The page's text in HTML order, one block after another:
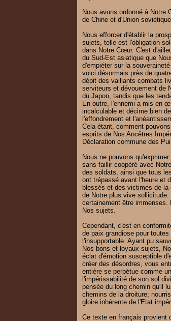
Nous avons ordonné à Notre
de Chine et d'Union
Nous efforcer d'établir la
sujets, telle est l'obligation
dans Notre Cœur. C'est
du Sud-Est asiatique que
d'empiéter sur la
voici désormais près de
dépit des vaillants combats
serviteurs et dévouement de
du Japon, tandis que les
En outre, l'ennemi a mis en
incalculable et décime bien
l'effondrement et
Cela étant, comment
esprits de Nos Ancêtres
Déclaration commune des
Nous ne pouvons
sans faillir coopéré avec
des soldats, ainsi que tous
ont trépassé avant l'heure et
blessés et des victimes de
de Notre plus vive
certainement être
Nos sujets.
Cependant, c'est en
de paix grandiose pour
l'insupportable. Ayant pu
Nos bons et loyaux sujets,
éclat d'émotion susceptible
créer des désordres, vous
entière se perpétue comme
l'impérissabilité de son sol
pensée du long chemin qu'il
chemins de la droiture;
gloire inhérente de l'Etat
Ce texte en français provient